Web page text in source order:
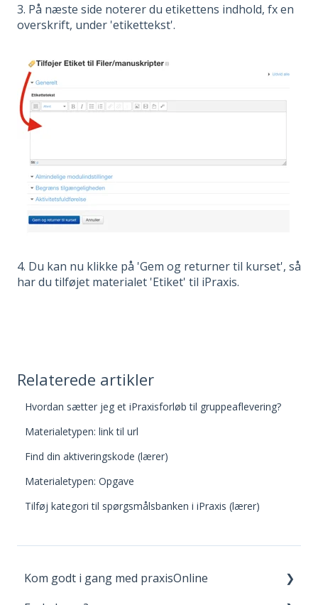
3. På næste side noterer du etikettens indhold, fx en
overskrift, under 'etikettekst'.
4. Du kan nu klikke på 'Gem og returner til kurset', så
har du tilføjet materialet 'Etiket' til iPraxis.
Kom godt i gang med praxisOnline
Relaterede artikler
Hvordan sætter jeg et iPraxisforløb til gruppeaflevering?
Materialetypen: link til url
Find din aktiveringskode (lærer)
Materialetypen: Opgave
Tilføj kategori til spørgsmålsbanken i iPraxis (lærer)